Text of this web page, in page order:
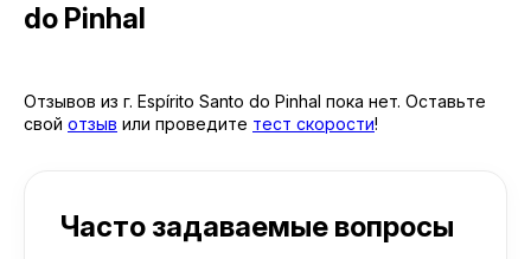
do Pinhal
Отзывов из г. Espírito Santo do Pinhal пока нет. Оставьте
свой отзыв или проведите тест скорости!
Часто задаваемые вопросы